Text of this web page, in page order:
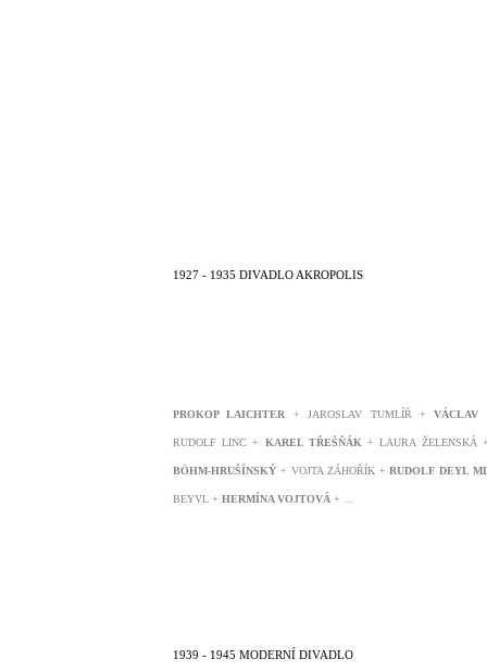
1927 - 1935 DIVADLO AKROPOLIS
PROKOP LAICHTER + JAROSLAV TUMLÍŘ +VÁCLAV
RUDOLF LINC + KAREL TŘEŠŇÁK + LAURA ŽELENSKÁ
BÖHM-HRUŠÍNSKÝ + VOJTA ZÁHOŘÍK +RUDOLF DEYL
BEYVL + HERMÍNA VOJTOVÁ + ...
1939 - 1945 MODERNÍ DIVADLO